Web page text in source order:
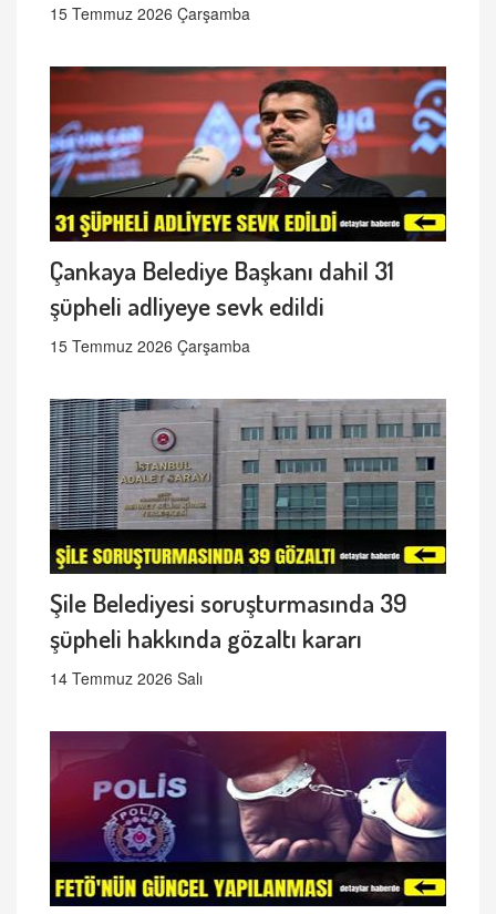
15 Temmuz 2026 Çarşamba
Çankaya Belediye Başkanı dahil 31
şüpheli adliyeye sevk edildi
15 Temmuz 2026 Çarşamba
Şile Belediyesi soruşturmasında 39
şüpheli hakkında gözaltı kararı
14 Temmuz 2026 Salı